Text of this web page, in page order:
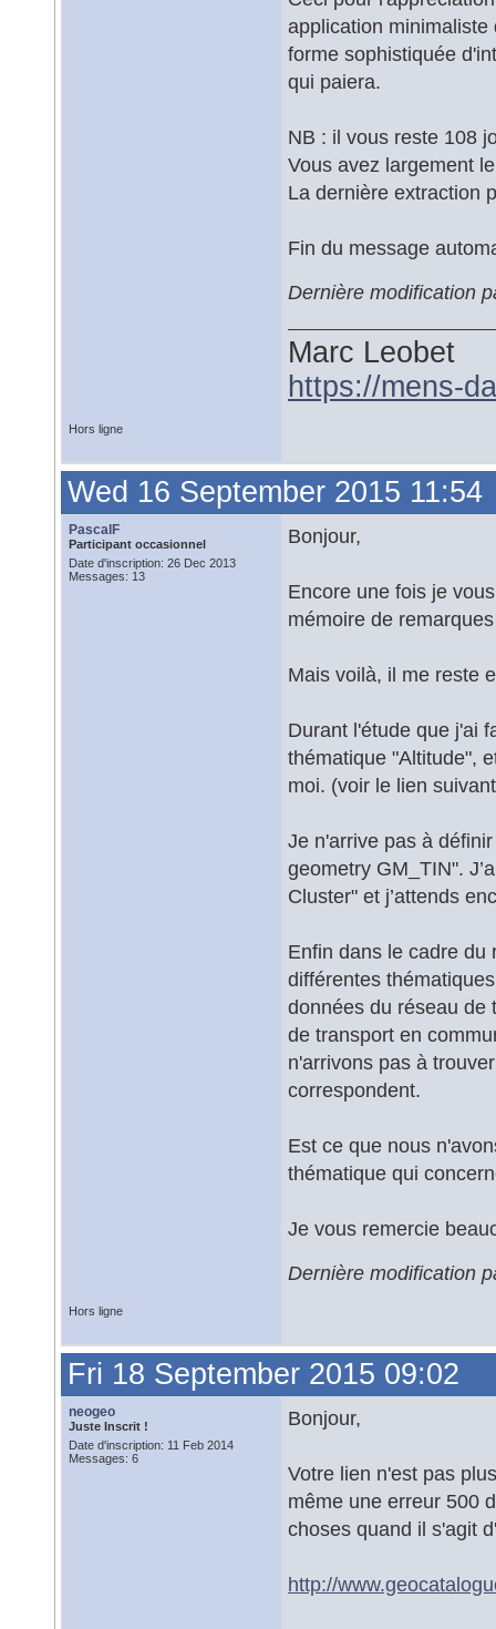
application
forme sophistiquée
qui paiera.
NB : il vous reste 108
Vous avez largement
La dernière extraction
Fin du message
Dernière modification
Marc Leobet
https://mens-
Hors ligne
Wed 16 September 2015 11:54
PascalF
Participant occasionnel
Date d'inscription: 26 Dec 2013
Messages: 13
Bonjour,
Encore une fois je
mémoire de
Mais voilà, il me reste
Durant l'étude que j'ai
thématique "Altitude",
moi. (voir le lien
Je n'arrive pas à
geometry GM_TIN".
Cluster" et j’attends
Enfin dans le cadre du
différentes
données du réseau de
de transport en
n'arrivons pas à
correspondent.
Est ce que nous
thématique qui
Je vous remercie
Dernière modification
Hors ligne
Fri 18 September 2015 09:02
neogeo
Juste Inscrit !
Date d'inscription: 11 Feb 2014
Messages: 6
Bonjour,
Votre lien n'est pas
même une erreur 500
choses quand il s'agit
http://